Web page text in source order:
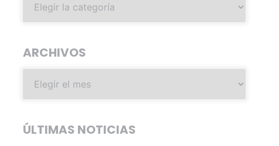
ARCHIVOS
ÚLTIMAS NOTICIAS